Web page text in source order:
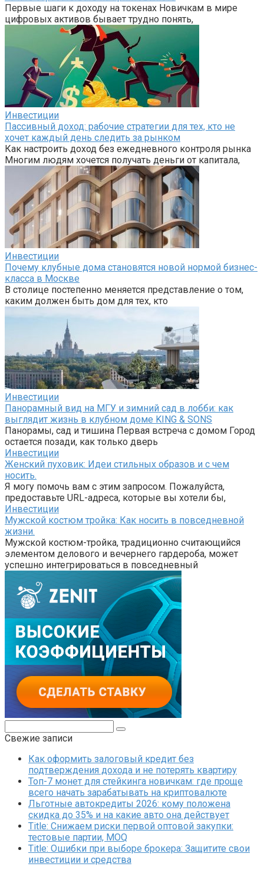
Первые шаги к доходу на токенах Новичкам в мире
цифровых активов бывает трудно понять,
Инвестиции
Пассивный доход: рабочие стратегии для тех, кто не
хочет каждый день следить за рынком
Как настроить доход без ежедневного контроля рынка
Многим людям хочется получать деньги от капитала,
Инвестиции
Почему клубные дома становятся новой нормой бизнес-
класса в Москве
В столице постепенно меняется представление о том,
каким должен быть дом для тех, кто
Инвестиции
Панорамный вид на МГУ и зимний сад в лобби: как
выглядит жизнь в клубном доме KING & SONS
Панорамы, сад и тишина Первая встреча с домом Город
остается позади, как только дверь
Инвестиции
Женский пуховик: Идеи стильных образов и с чем
носить.
Я могу помочь вам с этим запросом. Пожалуйста,
предоставьте URL-адреса, которые вы хотели бы,
Инвестиции
Мужской костюм тройка: Как носить в повседневной
жизни.
Мужской костюм-тройка, традиционно считающийся
элементом делового и вечернего гардероба, может
успешно интегрироваться в повседневный
Свежие записи
Как оформить залоговый кредит без
подтверждения дохода и не потерять квартиру
Топ-7 монет для стейкинга новичкам: где проще
всего начать зарабатывать на криптовалюте
Льготные автокредиты 2026: кому положена
скидка до 35% и на какие авто она действует
Title: Снижаем риски первой оптовой закупки:
тестовые партии, MOQ
Title: Ошибки при выборе брокера: Защитите свои
инвестиции и средства